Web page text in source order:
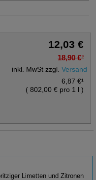
12,03 €
18,90 €³
inkl. MwSt zzgl.Versand
6,87 €¹
( 802,00 € pro 1 l)
Limetten und Zitronen